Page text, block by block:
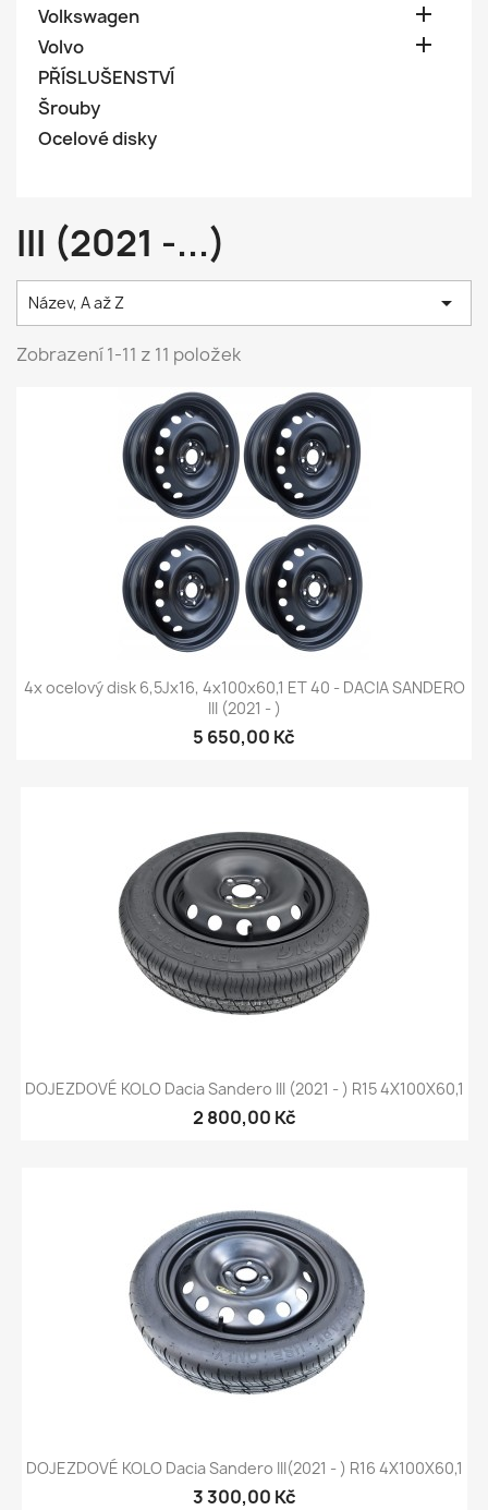
Volkswagen 
Volvo 
PŘÍSLUŠENSTVÍ
Šrouby
Ocelové disky
III (2021 -...)
Název, A až Z 
Zobrazení 1-11 z 11 položek
4x ocelový disk 6,5Jx16, 4x100x60,1 ET 40 - DACIA SANDERO
III (2021 - )
5 650,00 Kč
DOJEZDOVÉ KOLO Dacia Sandero III (2021 - ) R15 4X100X60,1
2 800,00 Kč
DOJEZDOVÉ KOLO Dacia Sandero III(2021 - ) R16 4X100X60,1
3 300,00 Kč